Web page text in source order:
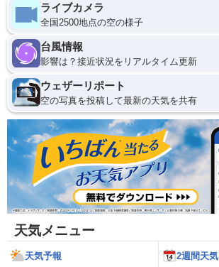
ライブカメラ
全国2500地点の空の様子
台風情報
影響は？接近状況をリアルタイム更新
ウェザーリポート
空の写真を投稿して最新の天気を共有
天気メニュー
天気予報 2週間天気